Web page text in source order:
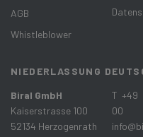
AGB
Whistleblower
NIEDERLASSUNG
Biral GmbH
Kaiserstrasse 100
52134 Herzogenrath
T +49
00